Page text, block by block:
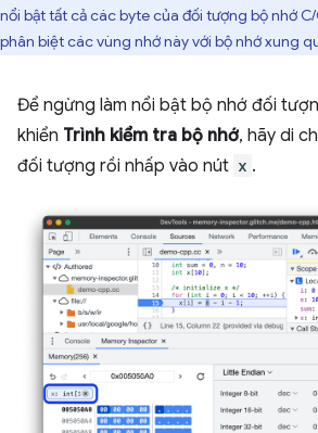
nổi bật tất cả các byte của đối tượng bộ nhớ
phân biệt các vùng nhớ này với bộ nhớ xung
Để ngừng làm nổi bật bộ nhớ đối
khiển Trình kiểm tra bộ nhớ, hãy di
đối tượng rồi nhấp vào nút x .